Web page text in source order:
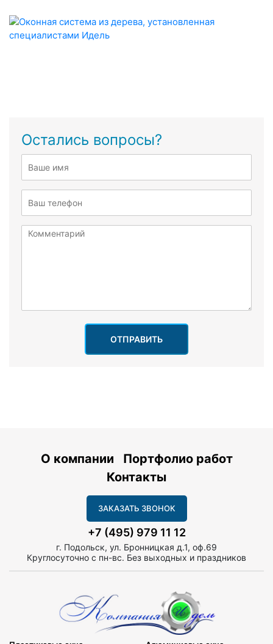
Остались вопросы?
ОТПРАВИТЬ
О компании
Портфолио работ
Контакты
ЗАКАЗАТЬ ЗВОНОК
+7 (495) 979 11 12
г. Подольск, ул. Бронницкая д.1, оф.69
Круглосуточно с пн-вс. Без выходных и праздников